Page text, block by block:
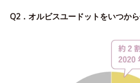
Q2．オルビスユードットをいつから